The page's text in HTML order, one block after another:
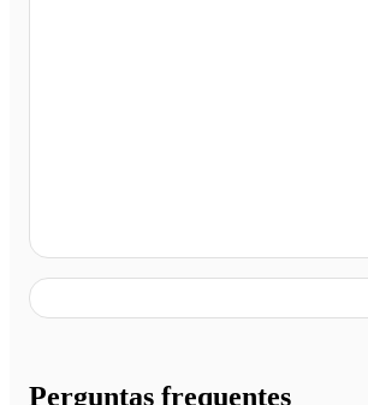
Perguntas frequentes